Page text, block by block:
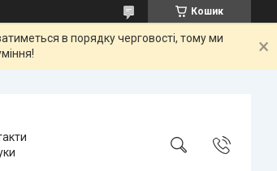
Кошик
в порядку черговості, тому ми